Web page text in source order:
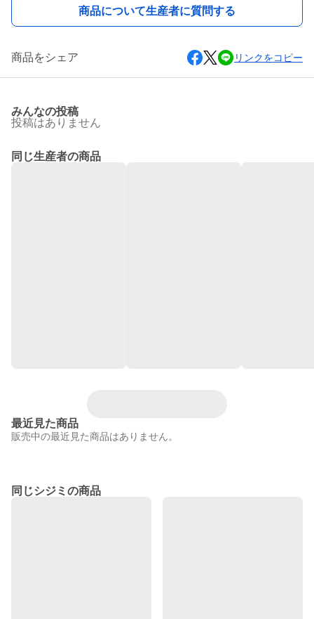
商品について生産者に質問する
商品をシェア リンクをコピー
みんなの投稿
投稿はありません
同じ生産者の商品
最近見た商品
販売中の最近見た商品はありません。
同じシジミの商品